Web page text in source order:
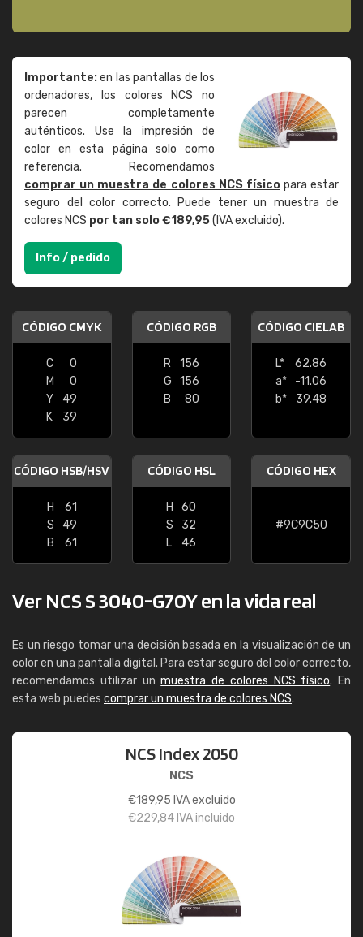
Importante:en las pantallas de los
ordenadores, los colores NCS no
parecen completamente
auténticos. Use la impresión de
color en esta página solo como
referencia. Recomendamos
comprar un muestra de colores NCS físicopara estar
seguro del color correcto. Puede tener un muestra de
colores NCS por tan solo €189,95(IVA excluido).
Info / pedido
CÓDIGO CMYK
C
0
M
0
Y
49
K
39
CÓDIGO RGB
R
156
G
156
B
80
CÓDIGO CIELAB
L*
62.86
a*
-11.06
b*
39.48
CÓDIGO HSB/HSV
H
61
S
49
B
61
CÓDIGO HSL
H
60
S
32
L
46
CÓDIGO HEX
#9C9C50
Ver NCS S 3040-G70Y en la vida real
Es un riesgo tomar una decisión basada en la visualización de un
color en una pantalla digital. Para estar seguro del color correcto,
recomendamos utilizar unmuestra de colores NCS físico. En
esta web puedes comprar un muestra de colores NCS.
NCS Index 2050
NCS
€189,95 IVA excluido
€229,84 IVA incluido